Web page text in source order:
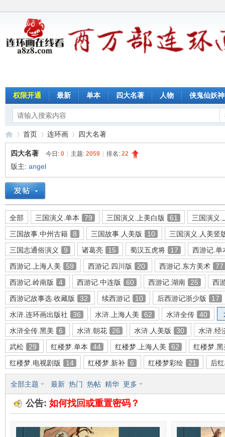
权限开通 最新 单本 四大名著 人物 侠鬼仙妖神
连
环
»
首页
›
连环画
›
四大名著
四大名著 今日: 0 主题: 2059 排名: 22
版主: angel
全部 三国演义.单本 79 三国演义.上美白版 61
三国演义.
三国故事.中州古籍
8 三国故事.人美版 10
三国演义.人美竖
三国志通俗演义
9 诸葛亮 15 蜀汉五虎将 17
西游记.单
西游记.上海人美
59 西游记.四川版 20 西游记.东方美术
77
西游记.岭南版
4 西游记.中连版 60 西游记.湖南 25
西
西游记故事选.收藏版
32 续西游记 10 后西游记浙少版
17
水浒.连环画出版社
36 水浒.上海人美 62 水浒全传 40
水浒全传.黑美
6 水浒.朝花 26 水浒.人美版 30
水浒.经
武松
29 红楼梦.单本 44 红楼梦.上海人美 62
红楼梦.黑
红楼梦.电视剧版
14 红楼梦.新补 6 红楼梦彩绘 21 后
全部主题 最新 热门 热帖 精华 更多
公告: 如何找回或重置密码？